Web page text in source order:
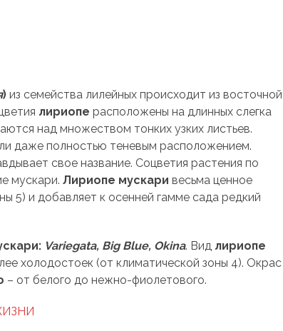
) из семейства лилейных происходит из восточной
лириопе расположены на длинных слегка
над множеством тонких узких листьев.
даже полностью теневым расположением.
свое название. Соцветия растения по
мускари. Лириопе мускари весьма ценное
5) и добавляет к осенней гамме сада редкий
Variegata, Big Blue, Okina. Вид лириопе
холодостоек (от климатической зоны 4). Окрас
– от белого до нежно-фиолетового.